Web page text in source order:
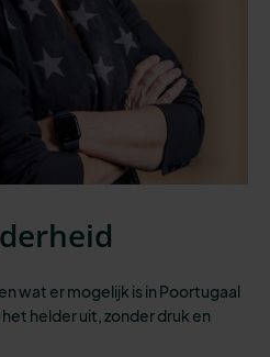
wat er mogelijk is in Poortugaal
helder uit, zonder druk en